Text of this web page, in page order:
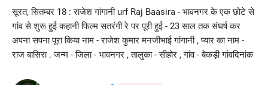
जालोर
खेल
सूरत, सितम्बर 18 : राजेश गांगानी urf Raj Baasira - भावनगर के एक छोटे से
गांव से शुरू हुई कहानी फिल्म सतरंगी रे पर पूरी हुई - 23 साल तक संघर्ष कर
अपना सपना पूरा किया नाम - राजेश कुमार मनजीभाई गांगानी , प्यार का नाम -
राज बासिरा . जन्म - जिला - भावनगर , तालुका - सीहोर , गांव - बेकड़ी गांवदिनांक